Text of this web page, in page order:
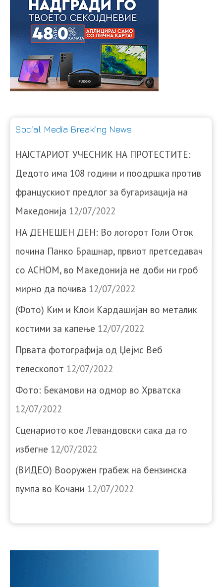
Social Media Breaking News
НАЈСТАРИОТ УЧЕСНИК НА ПРОТЕСТИТЕ:
Дедото има 108 години и поодршка против
францускиот предлог за бугаризација на
Македонија 12/07/2022
НА ДЕНЕШЕН ДЕН: Во логорот Голи Оток
почина Панко Брашнар, првиот претседавач
со АСНОМ, во Македонија не доби ни гроб
мирно да почива 12/07/2022
(Фото) Ким и Клои Кардашијан во металик
костими за капење 12/07/2022
Првата фотографија од Џејмс Веб
телескопот 12/07/2022
Фото: Бекамови на одмор во Хрватска
12/07/2022
Сценариото кое Левандовски сака да го
избегне 12/07/2022
(ВИДЕО) Вооружен грабеж на бензинска
пумпа во Кочани 12/07/2022